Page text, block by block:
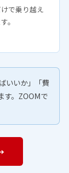
で乗り越え
。
いいか」「費
す。ZOOMで